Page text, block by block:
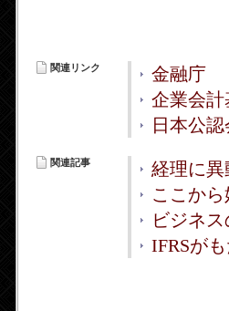
関連リンク
金融庁
企業会計
日本公
関連記事
経理に異
ここか
ビジネ
IFRSが